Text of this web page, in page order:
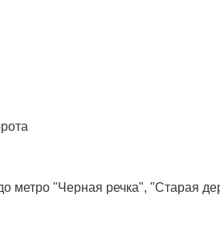
метро "Черная речка", "Старая